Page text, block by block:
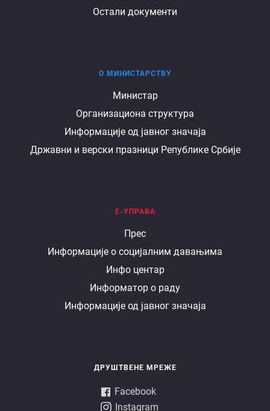
Остали документи
министарству
О МИНИСТАРСТВУ
Министар
Организациона структура
Информације од јавног значаја
Државни и верски празници Републике Србије
Е-УПРАВА
Прес
Информације о социјалним давањима
Инфо центар
Информатор о раду
Информације од јавног значаја
ДРУШТВЕНЕ МРЕЖЕ
Facebook
Instagram